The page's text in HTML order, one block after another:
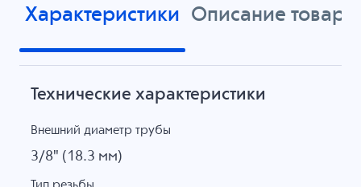
Характеристики Описание товара
Технические характеристики
Внешний диаметр трубы
3/8" (18.3 мм)